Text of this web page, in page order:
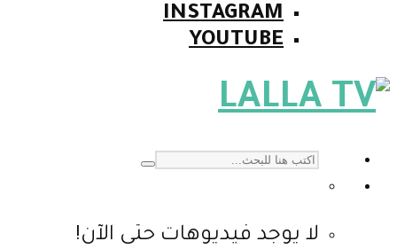
INSTAGRAM
YOUTUBE
لا يوجد فيديوهات حتى الآن!